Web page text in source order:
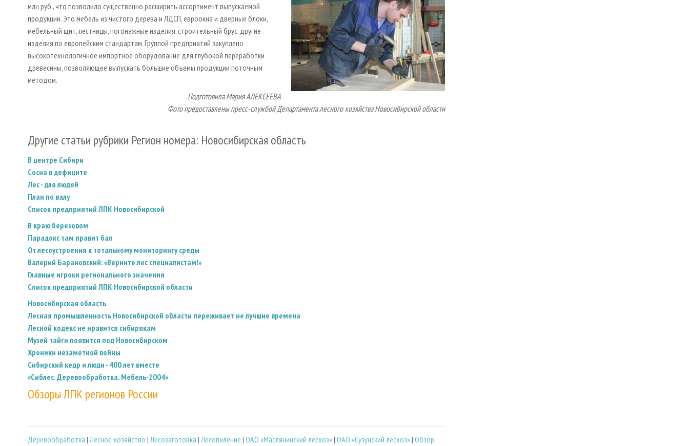
млн руб., что позволило существенно расширить ассортимент выпускаемой
продукции. Это мебель из чистого дерева и ЛДСП, евроокна и дверные блоки,
мебельный щит, лестницы, погонажные изделия, строительный брус, другие
изделия по европейским стандартам. Группой предприятий закуплено
высокотехнологичное импортное оборудование для глубокой переработки
древесины, позволяющее выпускать большие объемы продукции поточным
методом.
Подготовила Мария АЛЕКСЕЕВА
Фото предоставлены пресс­-службой Департамента лесного хозяйства Новосибирской области
Другие статьи рубрики Регион номера: Новосибирская область
В центре Сибири
Сосна в дефиците
Лес - для людей
План по валу
Список предприятий ЛПК Новосибирской
В краю березовом
Парадокс там правит бал
От лесоустроения к тотальному мониторингу среды
Валерий Барановский: «Верните лес специалистам!»
Главные игроки регионального значения
Список предприятий ЛПК Новосибирской области
Новосибирская область
Лесная промышленность Новосибирской области переживает не лучшие времена
Лесной кодекс не нравится сибирякам
Музей тайги появится под Новосибирском
Хроники незаметной войны
Сибирский кедр и люди - 400 лет вместе
«Сиблес. Деревообработка. Мебель-2004»
Обзоры ЛПК регионов России
Деревообработка |Лесное хозяйство |Лесозаготовка |Лесопиление | ОАО «Маслянинский лесхоз»| ОАО «Сузунский лесхоз»| Обзор